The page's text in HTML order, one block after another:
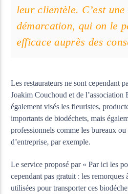
leur clientèle. C’est
démarcation, qui on le
efficace auprès des
Les restaurateurs ne sont cependant
Joakim Couchoud et de l’association
également visés les fleuristes,
importants de biodéchets, mais
professionnels comme les bureaux ou
d’entreprise, par exemple.
Le service proposé par « Par ici les
cependant pas gratuit : les remorques
utilisées pour transporter ces